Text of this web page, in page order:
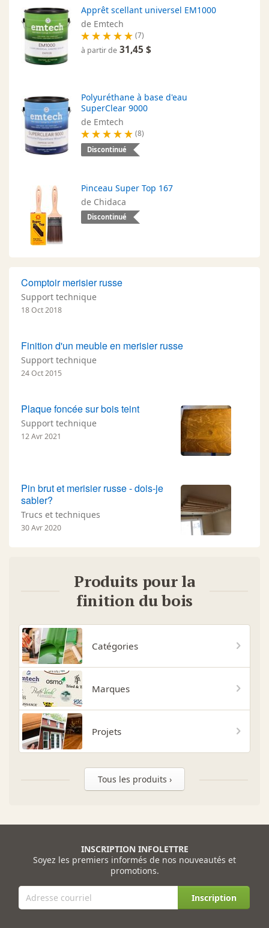
Apprêt scellant universel EM1000
de Emtech
(7)
à partir de 31,45 $
Polyuréthane à base d'eau
SuperClear 9000
de Emtech
(8)
Discontinué
Pinceau Super Top 167
de Chidaca
Discontinué
Comptoir merisier russe
Support technique
18 Oct 2018
Finition d'un meuble en merisier russe
Support technique
24 Oct 2015
Plaque foncée sur bois teint
Support technique
12 Avr 2021
Pin brut et merisier russe - dois-je
sabler?
Trucs et techniques
30 Avr 2020
Produits pour la
finition du bois
Catégories
Marques
Projets
Tous les produits ›
INSCRIPTION INFOLETTRE
Soyez les premiers informés de nos nouveautés et
promotions.
Inscription